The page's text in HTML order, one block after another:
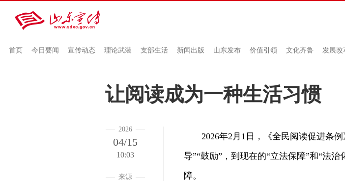
首页 今日要闻 宣传动态 理论武装 支部生活 新闻出版 山东发布 价值引领 文化齐鲁 发展改
让阅读成为一种生活习惯
2026
04/15
10:03
来源
2026年2月1日，《全民阅读促进条例
导”“鼓励”，到现在的“立法保障”和“法
障。